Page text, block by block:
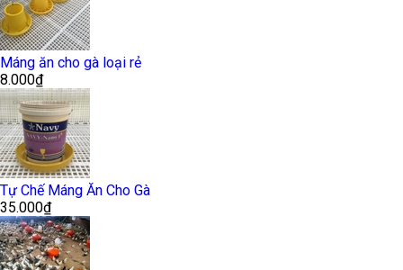
Máng ăn cho gà loại rẻ
8.000₫
Tự Chế Máng Ăn Cho Gà
35.000₫